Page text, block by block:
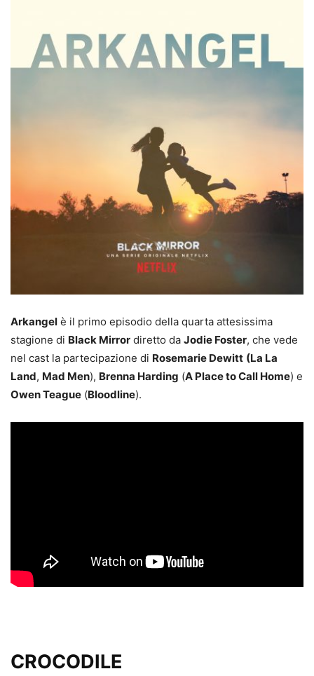
Arkangel è il primo episodio della quarta attesissima
stagione di Black Mirror diretto da Jodie Foster, che vede
nel cast la partecipazione di Rosemarie Dewitt (La La
Land, Mad Men), Brenna Harding (A Place to Call Home) e
Owen Teague (Bloodline).
CROCODILE